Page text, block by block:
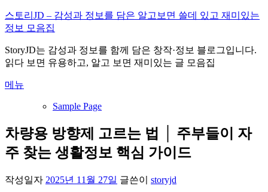
내
용
로
바
가
스토리JD – 감성과 정보를 담은 알고보면 쓸데 있고 재미있는
정보 모음집
StoryJD는 감성과 정보를 함께 담은 창작·정보 블로그입니다.
읽다 보면 유용하고, 알고 보면 재미있는 글 모음집
메뉴
Sample Page
차량용 방향제 고르는 법 │ 주부들이 자
주 찾는 생활정보 핵심 가이드
작성일자 2025년 11월 27일 글쓴이 storyjd